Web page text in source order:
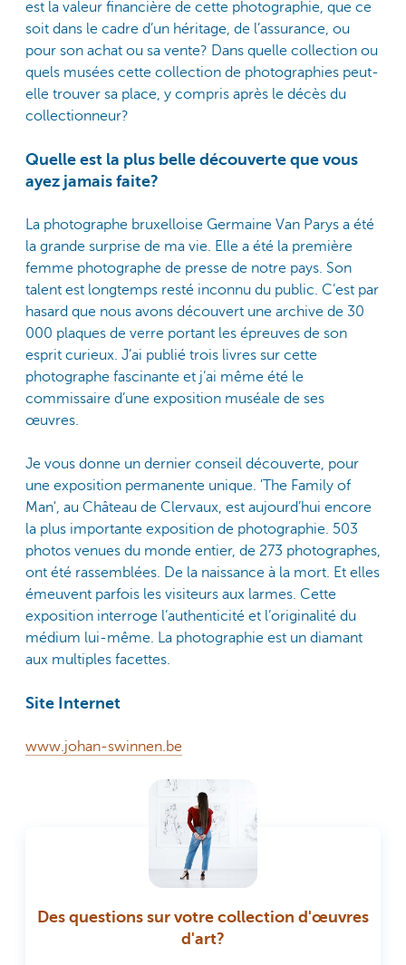
est la valeur financière de cette photographie, que ce
soit dans le cadre d’un héritage, de l’assurance, ou
pour son achat ou sa vente? Dans quelle collection ou
quels musées cette collection de photographies peut-
elle trouver sa place, y compris après le décès du
collectionneur?
Quelle est la plus belle découverte que vous
ayez jamais faite?
La photographe bruxelloise Germaine Van Parys a été
la grande surprise de ma vie. Elle a été la première
femme photographe de presse de notre pays. Son
talent est longtemps resté inconnu du public. C’est par
hasard que nous avons découvert une archive de 30
000 plaques de verre portant les épreuves de son
esprit curieux. J’ai publié trois livres sur cette
photographe fascinante et j’ai même été le
commissaire d’une exposition muséale de ses
œuvres.
Je vous donne un dernier conseil découverte, pour
une exposition permanente unique. 'The Family of
Man', au Château de Clervaux, est aujourd’hui encore
la plus importante exposition de photographie. 503
photos venues du monde entier, de 273 photographes,
ont été rassemblées. De la naissance à la mort. Et elles
émeuvent parfois les visiteurs aux larmes. Cette
exposition interroge l’authenticité et l’originalité du
médium lui-même. La photographie est un diamant
aux multiples facettes.
Site Internet
www.johan-swinnen.be
Des questions sur votre collection d'œuvres
d'art?